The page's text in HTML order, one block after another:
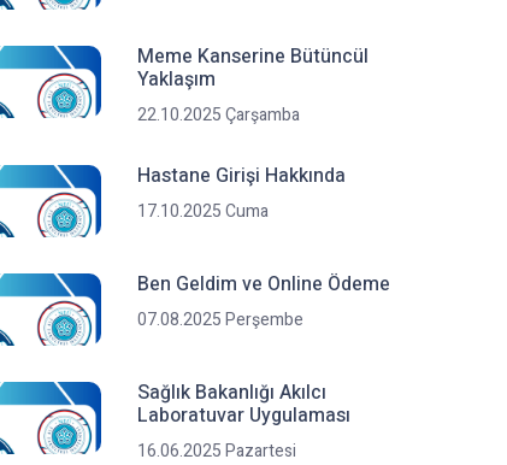
Meme Kanserine Bütüncül
Yaklaşım
22.10.2025 Çarşamba
Hastane Girişi Hakkında
17.10.2025 Cuma
Ben Geldim ve Online Ödeme
07.08.2025 Perşembe
Sağlık Bakanlığı Akılcı
Laboratuvar Uygulaması
16.06.2025 Pazartesi